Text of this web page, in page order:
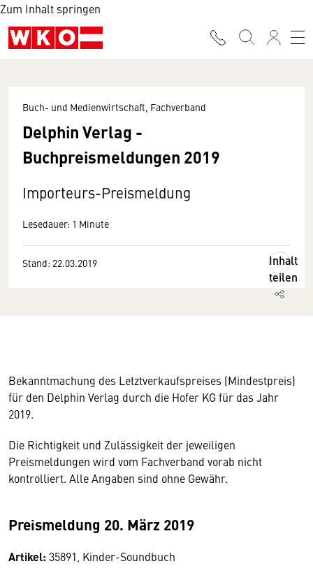
Zum Inhalt springen
Buch- und Medienwirtschaft, Fachverband
Delphin Verlag -
Buchpreismeldungen 2019
Importeurs-Preismeldung
Lesedauer: 1 Minute
Stand: 22.03.2019
Inhalt
teilen
Bekanntmachung des Letztverkaufspreises (Mindestpreis)
für den Delphin Verlag durch die Hofer KG für das Jahr
2019.
Die Richtigkeit und Zulässigkeit der jeweiligen
Preismeldungen wird vom Fachverband vorab nicht
kontrolliert. Alle Angaben sind ohne Gewähr.
Preismeldung 20. März 2019
Artikel: 35891, Kinder-Soundbuch